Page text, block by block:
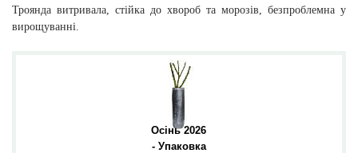
Троянда витривала, стійка до хвороб та морозів, безпроблемна у
вирощуванні.
Осінь 2026
- Упаковка